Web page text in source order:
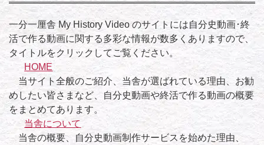
一分一厘舎 My History Video のサイトには自分史動画･終
活で作る動画に関する多彩な情報が数多くありますので、
タイトルをクリックしてご覧ください。
HOME
当サイト全般のご紹介、当舎が選ばれている理由、お勧
めしたい皆さまなど、自分史動画や終活で作る動画の概要
をまとめてあります。
当舎について
当舎の概要、自分史動画制作サービスを始めた理由、